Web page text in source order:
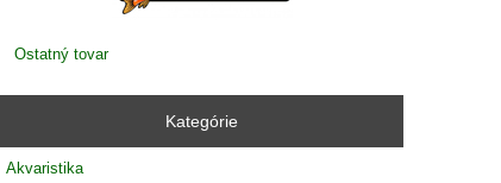
Ostatný tovar
Kategórie
Akvaristika